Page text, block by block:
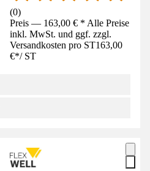
(0)
Preis — 163,00 € * Alle Preise
inkl. MwSt. und ggf. zzgl.
Versandkosten pro ST163,00
€*/ ST